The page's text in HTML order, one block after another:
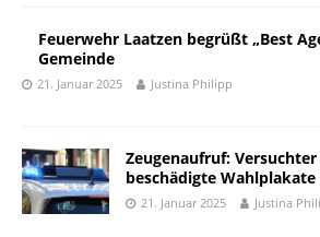
Feuerwehr Laatzen begrüßt „Best
Gemeinde
21. Januar 2025 Justina Philipp
Zeugenaufruf:
beschädigte
21. Januar 2025 Justina